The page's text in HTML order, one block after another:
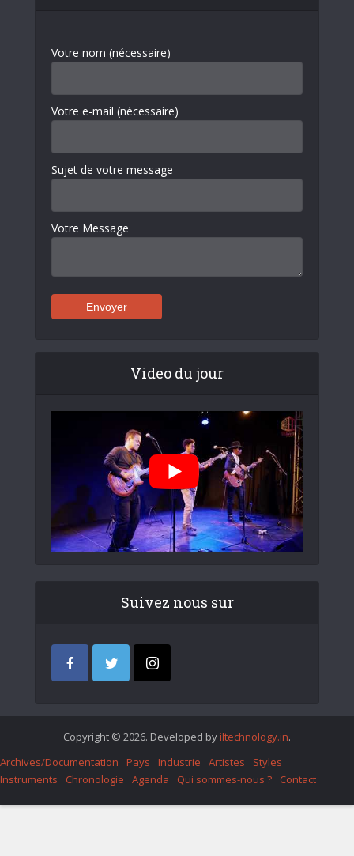
Votre nom (nécessaire)
Votre e-mail (nécessaire)
Sujet de votre message
Votre Message
Video du jour
Suivez nous sur
Copyright © 2026. Developed by iItechnology.in.
Archives/Documentation
Pays Industrie Artistes
Styles
Instruments
Chronologie Agenda Qui sommes-nous ? Contact